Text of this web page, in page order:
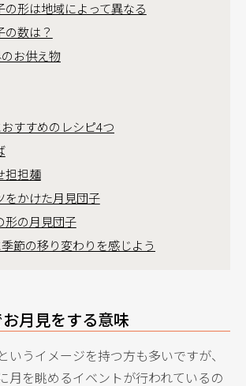
の形は地域によって異なる
の数は？
お供え物
すすめのレシピ4つ
担担麺
をかけた月見団子
形の月見団子
節の移り変わりを感じよう
月見をする意味
いうイメージを持つ方も多いですが、
月を眺めるイベントが行われているの